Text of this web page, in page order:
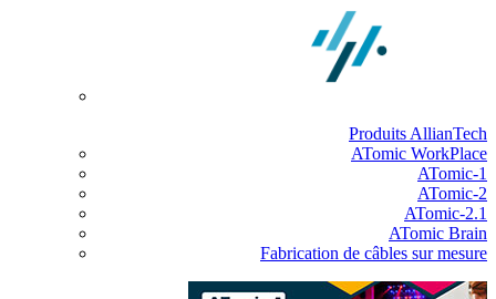
Produits AllianTech
ATomic WorkPlace
ATomic-1
ATomic-2
ATomic-2.1
ATomic Brain
Fabrication de câbles sur mesure